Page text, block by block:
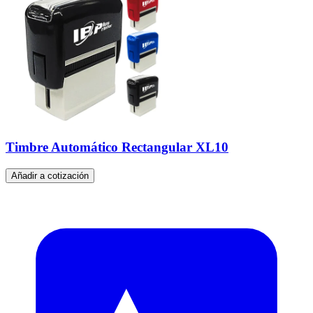
Timbre Automático Rectangular XL10
Añadir a cotización